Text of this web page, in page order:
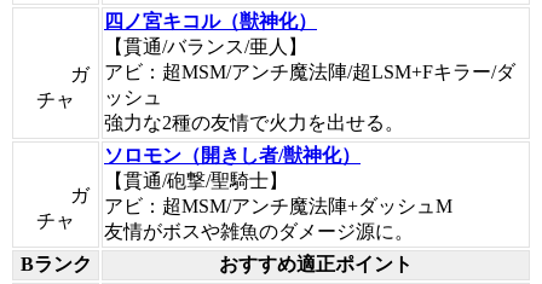
ガ
チャ
四ノ宮キコル（獣神化）
【貫通/バランス/亜人】
アビ：超MSM/アンチ魔法陣/超LSM+Fキラー/ダ
ッシュ
強力な2種の友情で火力を出せる。
ガ
チャ
ソロモン（開きし者/獣神化）
【貫通/砲撃/聖騎士】
アビ：超MSM/アンチ魔法陣+ダッシュM
友情がボスや雑魚のダメージ源に。
Bランク
おすすめ適正ポイント